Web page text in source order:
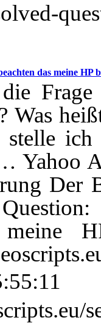
das meine HP
Frage
Was
ich
Yahoo
Der
meine